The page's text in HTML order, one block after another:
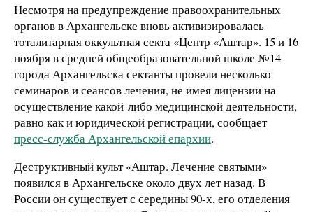
Несмотря на предупреждение правоохранительных
органов в Архангельске вновь активизировалась
тоталитарная оккультная секта «Центр «Аштар». 15 и 16
ноября в средней общеобразовательной школе №14
города Архангельска сектанты провели несколько
семинаров и сеансов лечения, не имея лицензии на
осуществление какой-либо медицинской деятельности,
равно как и юридической регистрации, сообщает
пресс-служба Архангельской епархии.
Деструктивный культ «Аштар. Лечение святыми»
появился в Архангельске около двух лет назад. В
России он существует с середины 90-х, его отделения